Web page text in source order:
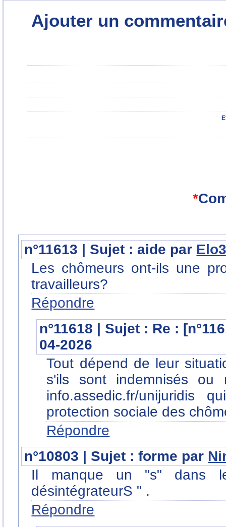
Ajouter un
*
n°11613 | Sujet : aide par
Les chômeurs ont-ils une
travailleurs?
Répondre
n°11618 | Sujet : Re :
04-2026
Tout dépend de leur
s'ils sont indemnisés ou
info.assedic.fr/unijuridis
protection sociale des
Répondre
n°10803 | Sujet : forme par
Il manque un "s" dans
désintégrateurS " .
Répondre